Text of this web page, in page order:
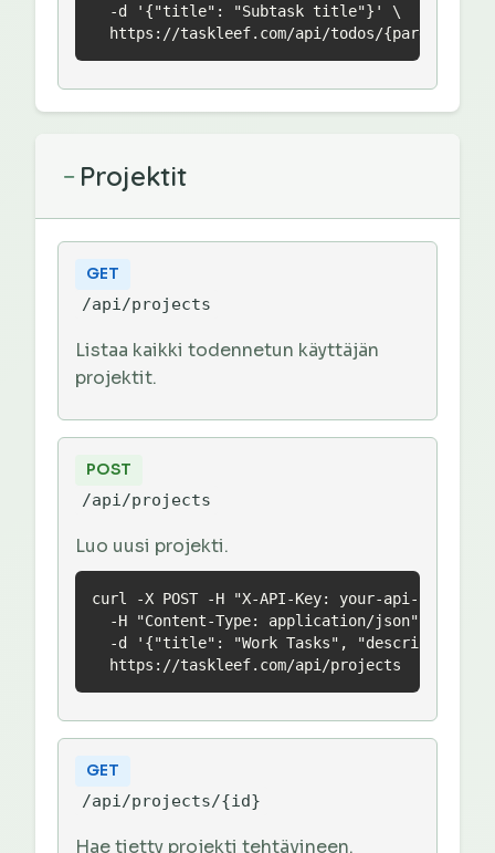
  -d '{"title": "Subtask title"}' \
https://taskleef.com/api/todos/{parentId}/
− Projektit
GET
/api/projects
Listaa kaikki todennetun käyttäjän
projektit.
POST
/api/projects
Luo uusi projekti.
curl -X POST -H "X-API-Key: your-api-key" \
  -H "Content-Type: application/json" \
-d '{"title": "Work Tasks", "description":
  https://taskleef.com/api/projects
GET
/api/projects/{id}
Hae tietty projekti tehtävineen.